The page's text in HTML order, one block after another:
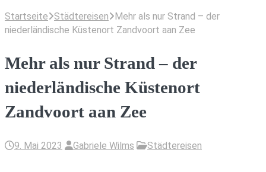
Startseite Städtereisen
Mehr als nur Strand – der
niederländische Küstenort Zandvoort aan Zee
Mehr als nur Strand – der
niederländische Küstenort
Zandvoort aan Zee
9. Mai 2023 Gabriele Wilms Städtereisen